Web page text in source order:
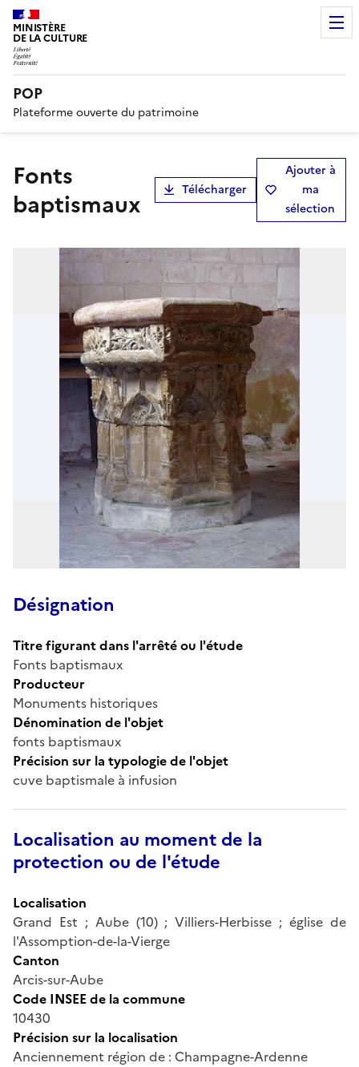
MINISTÈRE
DE LA CULTURE
POP
Plateforme ouverte du patrimoine
Fonts
baptismaux
Télécharger
Ajouter à
ma
sélection
Désignation
Titre figurant dans l'arrêté ou l'étude
Fonts baptismaux
Producteur
Monuments historiques
Dénomination de l'objet
fonts baptismaux
Précision sur la typologie de l'objet
cuve baptismale à infusion
Localisation au moment de la
protection ou de l'étude
Localisation
Grand Est ; Aube (10) ; Villiers-Herbisse ; église de
l'Assomption-de-la-Vierge
Canton
Arcis-sur-Aube
Code INSEE de la commune
10430
Précision sur la localisation
Anciennement région de : Champagne-Ardenne